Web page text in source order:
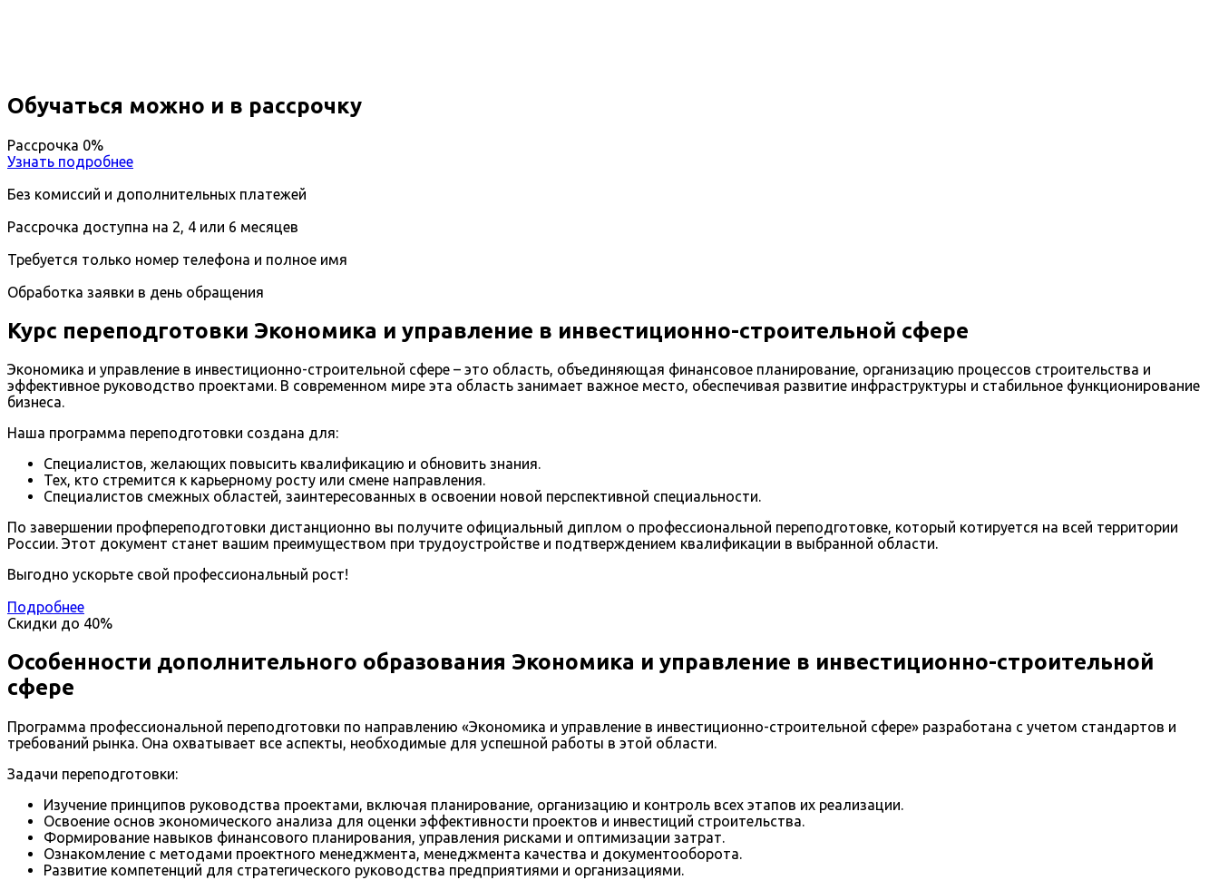
Обучаться можно и в рассрочку
Рассрочка 0%
Узнать подробнее
Без комиссий и дополнительных платежей
Рассрочка доступна на 2, 4 или 6 месяцев
Требуется только номер телефона и полное имя
Обработка заявки в день обращения
Курс переподготовки Экономика и управление в инвестиционно-строительной сфере
Экономика и управление в инвестиционно-строительной сфере – это область, объединяющая финансовое планирование, организацию процессов строительства и
эффективное руководство проектами. В современном мире эта область занимает важное место, обеспечивая развитие инфраструктуры и стабильное функционирование
бизнеса.
Наша программа переподготовки создана для:
Специалистов, желающих повысить квалификацию и обновить знания.
Тех, кто стремится к карьерному росту или смене направления.
Специалистов смежных областей, заинтересованных в освоении новой перспективной специальности.
По завершении профпереподготовки дистанционно вы получите официальный диплом о профессиональной переподготовке, который котируется на всей территории
России. Этот документ станет вашим преимуществом при трудоустройстве и подтверждением квалификации в выбранной области.
Выгодно ускорьте свой профессиональный рост!
Подробнее
Скидки до 40%
Особенности дополнительного образования Экономика и управление в инвестиционно-строительной
сфере
Программа профессиональной переподготовки по направлению «Экономика и управление в инвестиционно-строительной сфере» разработана с учетом стандартов и
требований рынка. Она охватывает все аспекты, необходимые для успешной работы в этой области.
Задачи переподготовки:
Изучение принципов руководства проектами, включая планирование, организацию и контроль всех этапов их реализации.
Освоение основ экономического анализа для оценки эффективности проектов и инвестиций строительства.
Формирование навыков финансового планирования, управления рисками и оптимизации затрат.
Ознакомление с методами проектного менеджмента, менеджмента качества и документооборота.
Развитие компетенций для стратегического руководства предприятиями и организациями.